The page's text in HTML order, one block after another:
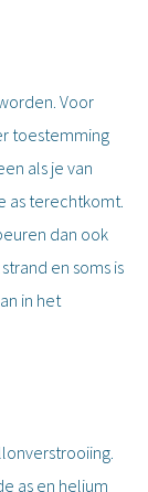
Voor
toestemming
als je van
as terechtkomt.
dan ook
en soms is
in het
as en helium